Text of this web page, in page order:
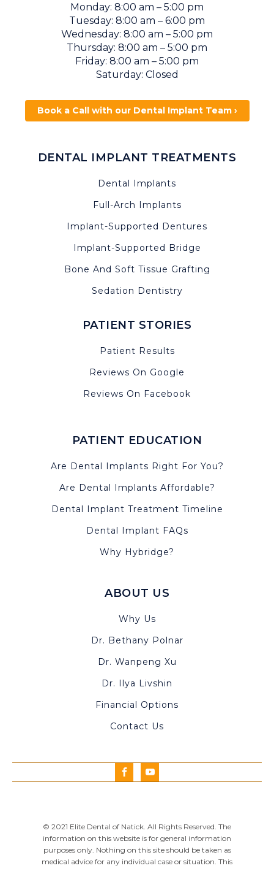
Monday: 8:00 am – 5:00 pm
Tuesday: 8:00 am – 6:00 pm
Wednesday: 8:00 am – 5:00 pm
Thursday: 8:00 am – 5:00 pm
Friday: 8:00 am – 5:00 pm
Saturday: Closed
Book a Call with our Dental Implant Team ›
DENTAL IMPLANT TREATMENTS
Dental Implants
Full-Arch Implants
Implant-Supported Dentures
Implant-Supported Bridge
Bone And Soft Tissue Grafting
Sedation Dentistry
PATIENT STORIES
Patient Results
Reviews On Google
Reviews On Facebook
PATIENT EDUCATION
Are Dental Implants Right For You?
Are Dental Implants Affordable?
Dental Implant Treatment Timeline
Dental Implant FAQs
Why Hybridge?
ABOUT US
Why Us
Dr. Bethany Polnar
Dr. Wanpeng Xu
Dr. Ilya Livshin
Financial Options
Contact Us
© 2021 Elite Dental of Natick. All Rights Reserved. The
information on this website is for general information
purposes only. Nothing on this site should be taken as
medical advice for any individual case or situation. This